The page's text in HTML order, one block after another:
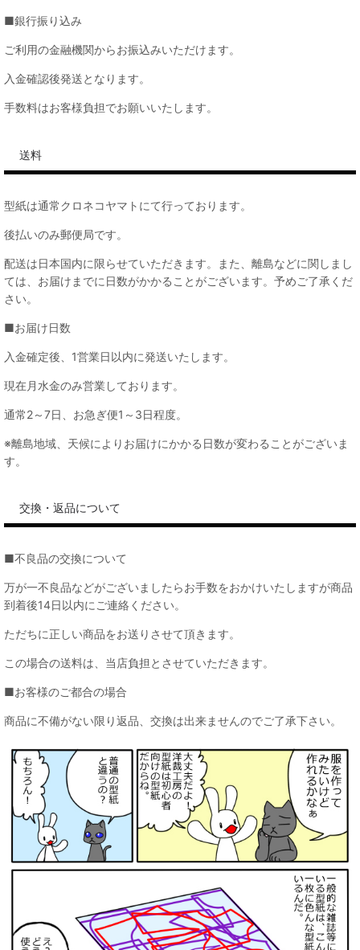
■銀行振り込み
ご利用の金融機関からお振込みいただけます。
入金確認後発送となります。
手数料はお客様負担でお願いいたします。
送料
型紙は通常クロネコヤマトにて行っております。
後払いのみ郵便局です。
配送は日本国内に限らせていただきます。また、離島などに関しまし
ては、お届けまでに日数がかかることがございます。予めご了承くだ
さい。
■お届け日数
入金確定後、1営業日以内に発送いたします。
現在月水金のみ営業しております。
通常2～7日、お急ぎ便1～3日程度。
※離島地域、天候によりお届けにかかる日数が変わることがございま
す。
交換・返品について
■不良品の交換について
万が一不良品などがございましたらお手数をおかけいたしますが商品
到着後14日以内にご連絡ください。
ただちに正しい商品をお送りさせて頂きます。
この場合の送料は、当店負担とさせていただきます。
■お客様のご都合の場合
商品に不備がない限り返品、交換は出来ませんのでご了承下さい。